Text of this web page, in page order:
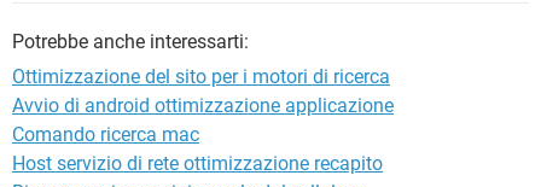
Potrebbe anche interessarti:
Ottimizzazione del sito per i motori di ricerca
Avvio di android ottimizzazione applicazione
Comando ricerca mac
Host servizio di rete ottimizzazione recapito